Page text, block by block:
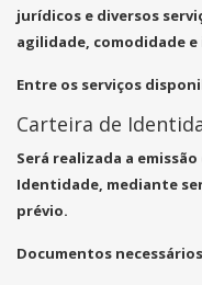
jurídicos e diversos
agilidade, comodidade
Entre os serviços
Carteira de
Será realizada a emissão
Identidade, mediante
prévio.
Documentos